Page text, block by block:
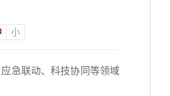
小
急联动、科技协同等领域